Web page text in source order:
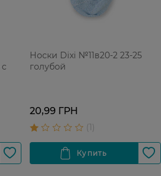
Носки Dixi №11в20-2 23-25
голубой
20,99 ГРН